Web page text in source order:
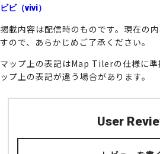
ビビ（vivi）
掲載内容は配信時のものです。現在の
すので、あらかじめご了承ください。
マップ上の表記はMap Tilerの仕様に準
ップ上の表記が違う場合があります。
User